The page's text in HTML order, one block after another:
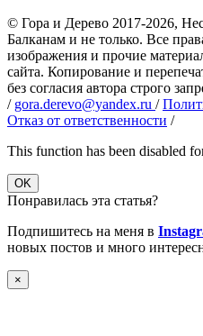
© Гора и Дерево 2017-2026,
Балканам и не только. Все
изображения и прочие
сайта. Копирование и
без согласия автора строго
/ gora.derevo@yandex.ru /
Отказ от ответственности /
This function has been disabled
OK
Понравилась эта статья?
Подпишитесь на меня в
новых постов и много
×